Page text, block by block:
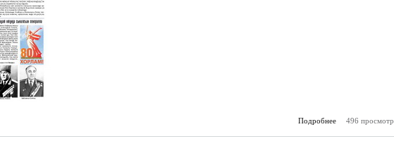
Подробнее
о
496